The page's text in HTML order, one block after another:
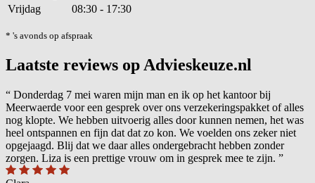
Vrijdag
08:30 - 17:30
* 's avonds op afspraak
Laatste reviews op Advieskeuze.nl
“ Donderdag 7 mei waren mijn man en ik op het kantoor bij
Meerwaerde voor een gesprek over ons verzekeringspakket of alles
nog klopte. We hebben uitvoerig alles door kunnen nemen, het was
heel ontspannen en fijn dat dat zo kon. We voelden ons zeker niet
opgejaagd. Blij dat we daar alles ondergebracht hebben zonder
zorgen. Liza is een prettige vrouw om in gesprek mee te zijn. ”